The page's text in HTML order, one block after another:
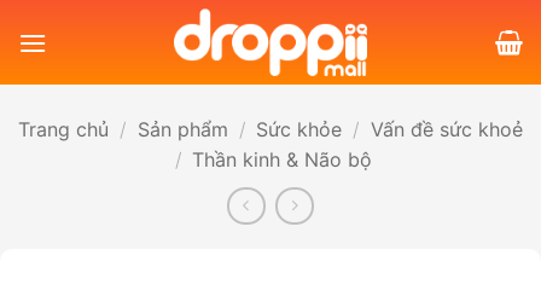
qua
Trang chủ / Sản phẩm / Sức khỏe / Vấn đề sức khoẻ
/ Thần kinh & Não bộ